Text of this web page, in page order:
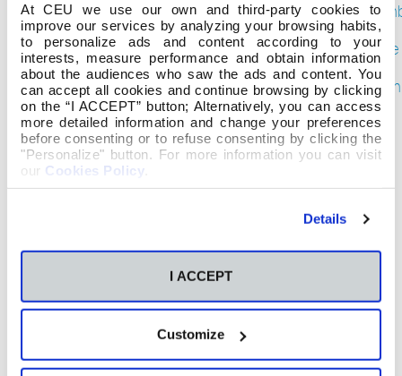
At CEU we use our own and third-party cookies to
improve our services by analyzing your browsing habits,
to personalize ads and content according to your
interests, measure performance and obtain information
about the audiences who saw the ads and content. You
can accept all cookies and continue browsing by clicking
on the “I ACCEPT” button; Alternatively, you can access
more detailed information and change your preferences
before consenting or to refuse consenting by clicking the
"Personalize" button. For more information you can visit
our Cookies Policy
Details
I ACCEPT
Customize
2019
octubre
2019
2019
agosto
2019
julio
2019
2019
marzo
2019